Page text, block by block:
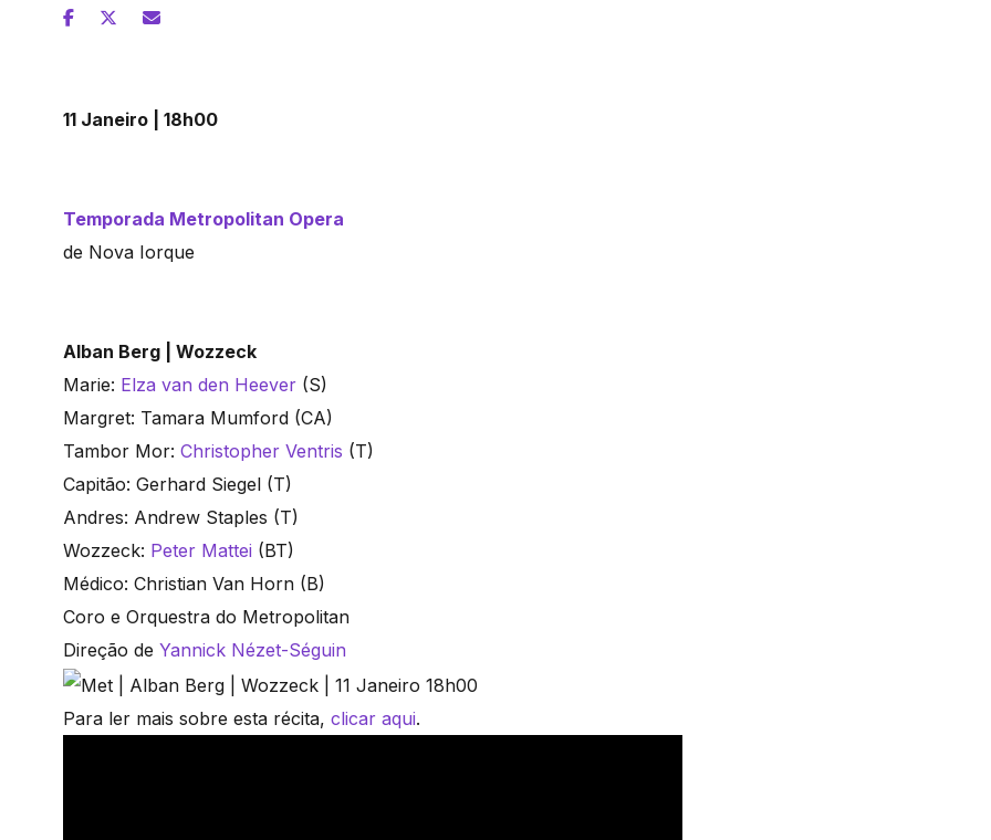
11 Janeiro | 18h00
Temporada Metropolitan Opera
de Nova Iorque
Alban Berg | Wozzeck
Marie: Elza van den Heever (S)
Margret: Tamara Mumford (CA)
Tambor Mor: Christopher Ventris (T)
Capitão: Gerhard Siegel (T)
Andres: Andrew Staples (T)
Wozzeck: Peter Mattei (BT)
Médico: Christian Van Horn (B)
Coro e Orquestra do Metropolitan
Direção de Yannick Nézet-Séguin
Para ler mais sobre esta récita, clicar aqui.